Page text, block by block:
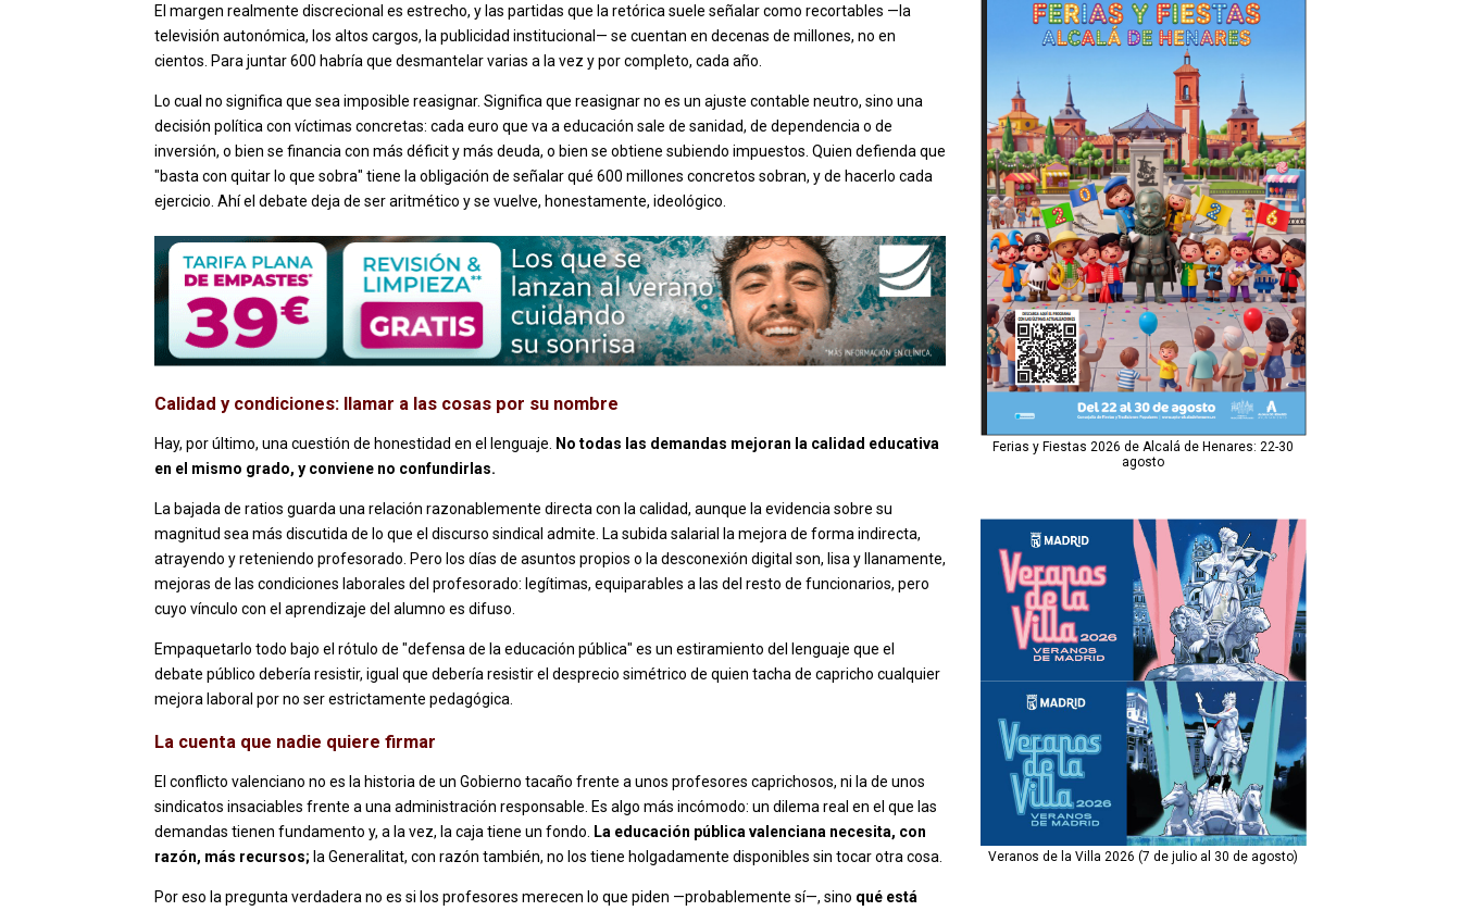
El margen realmente discrecional es estrecho, y las partidas que la retórica suele señalar como recortables —la
televisión autonómica, los altos cargos, la publicidad institucional— se cuentan en decenas de millones, no en
cientos. Para juntar 600 habría que desmantelar varias a la vez y por completo, cada año.
Lo cual no significa que sea imposible reasignar. Significa que reasignar no es un ajuste contable neutro, sino una
decisión política con víctimas concretas: cada euro que va a educación sale de sanidad, de dependencia o de
inversión, o bien se financia con más déficit y más deuda, o bien se obtiene subiendo impuestos. Quien defienda que
"basta con quitar lo que sobra" tiene la obligación de señalar qué 600 millones concretos sobran, y de hacerlo cada
ejercicio. Ahí el debate deja de ser aritmético y se vuelve, honestamente, ideológico.
Calidad y condiciones: llamar a las cosas por su nombre
Hay, por último, una cuestión de honestidad en el lenguaje.
No todas las demandas mejoran la calidad educativa
en el mismo grado, y conviene no confundirlas.
La bajada de ratios guarda una relación razonablemente directa con la calidad, aunque la evidencia sobre su
magnitud sea más discutida de lo que el discurso sindical admite. La subida salarial la mejora de forma indirecta,
atrayendo y reteniendo profesorado. Pero los días de asuntos propios o la desconexión digital son, lisa y llanamente,
mejoras de las condiciones laborales del profesorado: legítimas, equiparables a las del resto de funcionarios, pero
cuyo vínculo con el aprendizaje del alumno es difuso.
Empaquetarlo todo bajo el rótulo de "defensa de la educación pública" es un estiramiento del lenguaje que el
debate público debería resistir, igual que debería resistir el desprecio simétrico de quien tacha de capricho cualquier
mejora laboral por no ser estrictamente pedagógica.
La cuenta que nadie quiere firmar
El conflicto valenciano no es la historia de un Gobierno tacaño frente a unos profesores caprichosos, ni la de unos
sindicatos insaciables frente a una administración responsable. Es algo más incómodo: un dilema real en el que las
demandas tienen fundamento y, a la vez, la caja tiene un fondo. La educación pública valenciana necesita, con
razón, más recursos; la Generalitat, con razón también, no los tiene holgadamente disponibles sin tocar otra cosa.
Por eso la pregunta verdadera no es si los profesores merecen lo que piden —probablemente sí—, sino qué está
Ferias y Fiestas 2026 de Alcalá de Henares: 22-30
agosto
Veranos de la Villa 2026 (7 de julio al 30 de agosto)